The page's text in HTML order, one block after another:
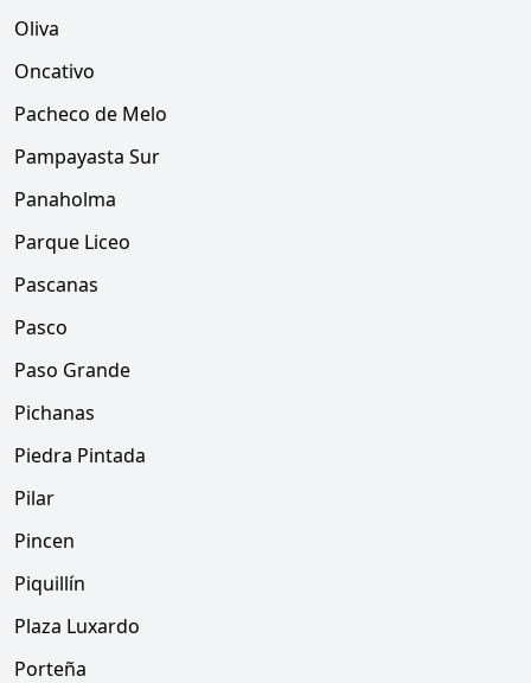
Oliva
Oncativo
Pacheco de Melo
Pampayasta Sur
Panaholma
Parque Liceo
Pascanas
Pasco
Paso Grande
Pichanas
Piedra Pintada
Pilar
Pincen
Piquillín
Plaza Luxardo
Porteña